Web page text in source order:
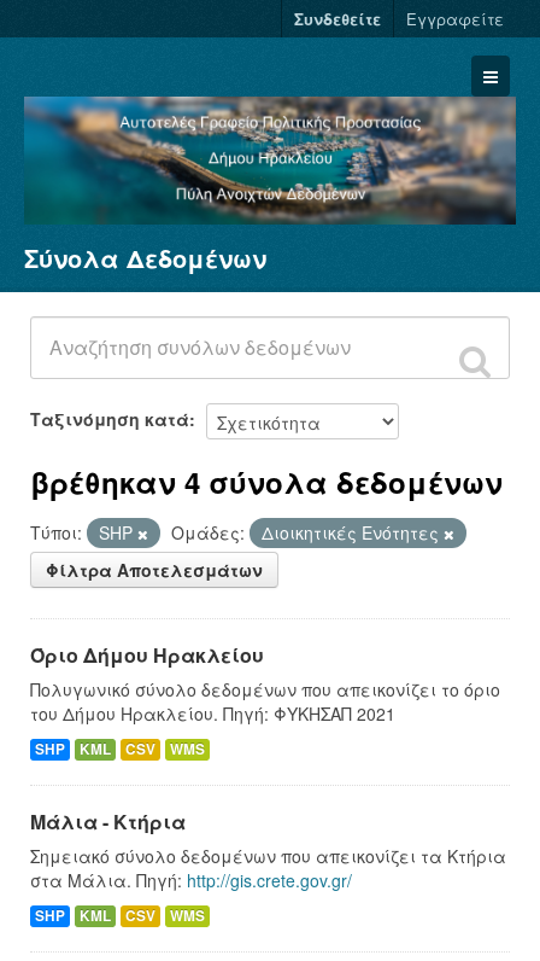
Συνδεθείτε Εγγραφείτε
Σύνολα Δεδομένων
Φορείς
Ομάδες
Σχετικά
Σύνολα Δεδομένων
Ταξινόμηση κατά
βρέθηκαν 4 σύνολα δεδομένων
Τύποι: SHP Ομάδες:
Διοικητικές Ενότητες
Φίλτρα Αποτελεσμάτων
Όριο Δήμου Ηρακλείου
Πολυγωνικό σύνολο δεδομένων που απεικονίζει το όριο
του Δήμου Ηρακλείου. Πηγή: ΦΥΚΗΣΑΠ 2021
SHP KML CSV WMS
Μάλια - Κτήρια
Σημειακό σύνολο δεδομένων που απεικονίζει τα Κτήρια
στα Μάλια. Πηγή: http://gis.crete.gov.gr/
SHP KML CSV WMS